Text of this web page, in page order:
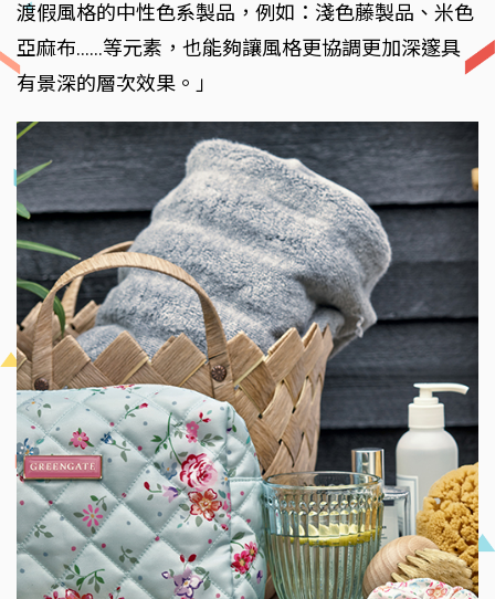
渡假風格的中性色系製品，例如：淺色藤製品、米色
亞麻布……等元素，也能夠讓風格更協調更加深邃具
有景深的層次效果。」